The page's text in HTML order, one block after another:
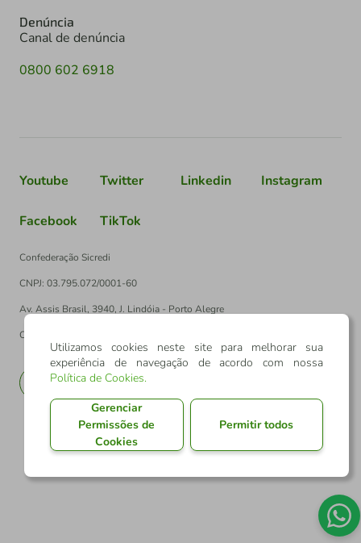
Denúncia
Canal de denúncia
0800 602 6918
Youtube Twitter Linkedin Instagram
Facebook TikTok
Confederação Sicredi
CNPJ: 03.795.072/0001-60
Av. Assis Brasil, 3940, J. Lindóia - Porto Alegre
CEP: 91010-003
EN
Utilizamos cookies neste site para melhorar sua
experiência de navegação de acordo com nossa
Política de Cookies.
Gerenciar
Permissões de
Cookies
Permitir todos